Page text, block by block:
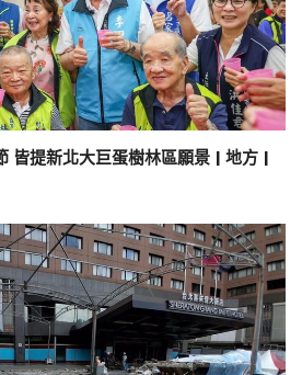
皆提新北大巨蛋樹林區願景 | 地方 |